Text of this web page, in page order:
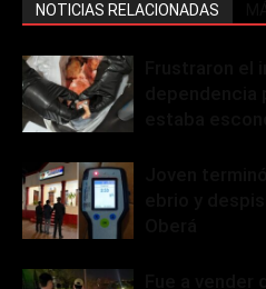
NOTICIAS RELACIONADAS